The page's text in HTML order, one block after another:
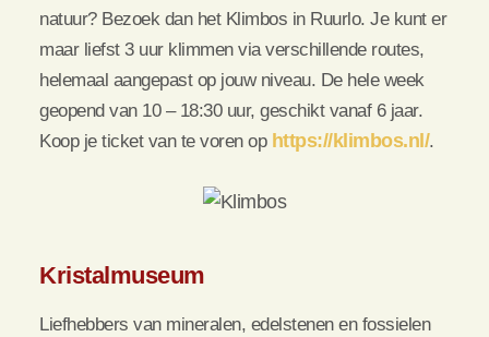
natuur? Bezoek dan het Klimbos in Ruurlo. Je kunt er
maar liefst 3 uur klimmen via verschillende routes,
helemaal aangepast op jouw niveau. De hele week
geopend van 10 – 18:30 uur, geschikt vanaf 6 jaar.
Koop je ticket van te voren op https://klimbos.nl/.
Kristalmuseum
Liefhebbers van mineralen, edelstenen en fossielen